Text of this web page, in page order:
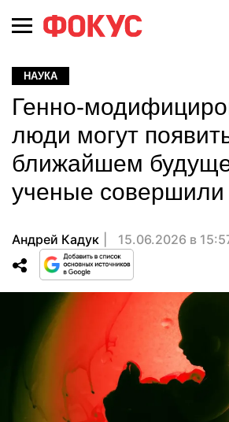
НАУКА
Генно-
люди могут
ближайшем
ученые
Андрей Кадук 15.06.2026 в